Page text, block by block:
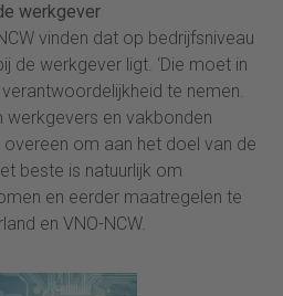
werkgever
vinden dat op bedrijfsniveau
de werkgever ligt. ‘Die moet in
te nemen.
werkgevers en vakbonden
om aan het doel van de
beste is natuurlijk om
en eerder maatregelen te
en VNO-NCW.